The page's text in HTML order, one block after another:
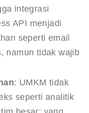
integrasi
API menjadi
seperti email
namun tidak wajib
: UMKM tidak
seperti analitik